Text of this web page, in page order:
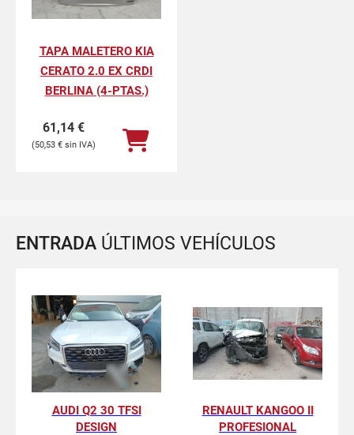
TAPA MALETERO KIA
CERATO 2.0 EX CRDI
BERLINA (4-PTAS.)
61,14 €
50,53 €
ENTRADA ÚLTIMOS VEHÍCULOS
AUDI Q2 30 TFSI
DESIGN
RENAULT KANGOO II
PROFESIONAL